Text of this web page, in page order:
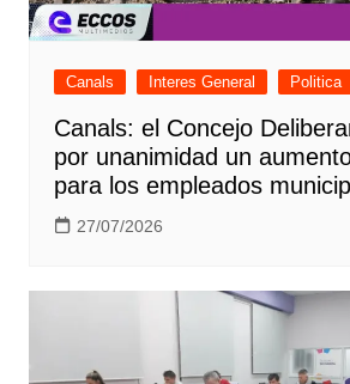
Canals Interes General Politica
Canals: el Concejo
por unanimidad un
para los empleados
27/07/2026